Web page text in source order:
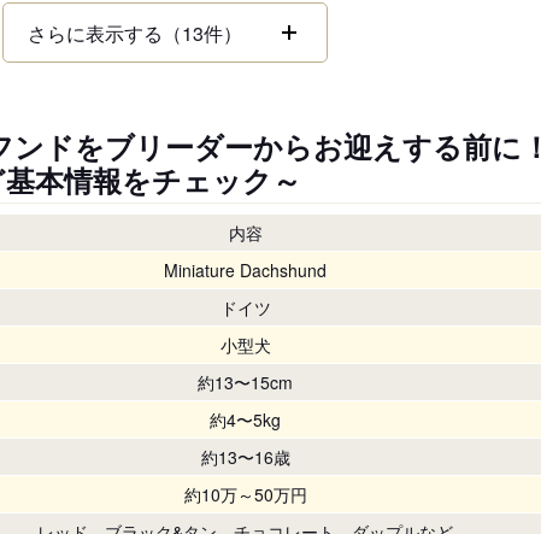
さらに表示する（13件）
ドをブリーダーからお迎えする前に！
本情報をチェック～
内容
Miniature Dachshund
ドイツ
小型犬
約13〜15cm
約4〜5kg
約13〜16歳
約10万～50万円